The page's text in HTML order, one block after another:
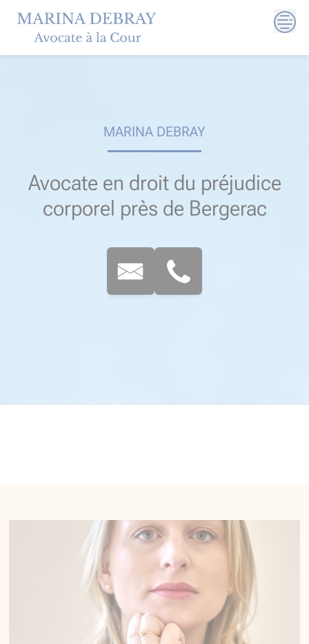
content
MARINA DEBRAY
Avocate en droit du préjudice
corporel près de Bergerac